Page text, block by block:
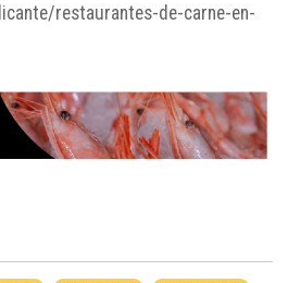
restaurantes-de-carne-en-